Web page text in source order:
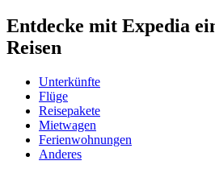
Entdecke mit Expedia
Reisen
Unterkünfte
Flüge
Reisepakete
Mietwagen
Ferienwohnungen
Anderes